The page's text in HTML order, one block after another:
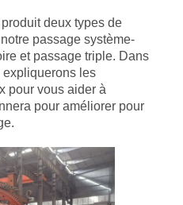
deux types de
passage système-
et passage triple. Dans
expliquerons les
pour vous aider à
pour améliorer pour